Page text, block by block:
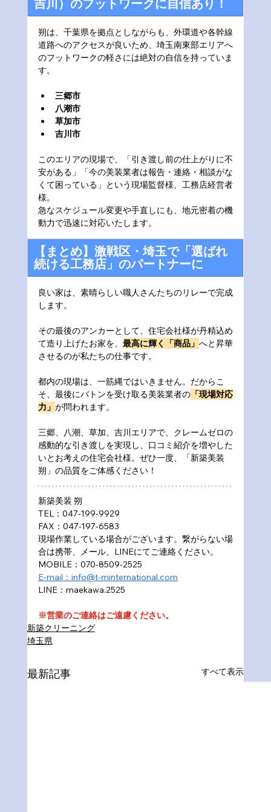
吉川）のフットワークに自信あり！
朔は、千葉県を拠点としながらも、外環道や各幹線
道路へのアクセスが良いため、埼玉南東部エリアへ
のフットワークの軽さには絶対の自信を持っていま
す。
三郷市
八潮市
草加市
吉川市
このエリアの現場で、「引き渡し前の仕上がりに不
安がある」「今の美装業者は報告・連絡・相談がな
くて困っている」という現場監督様、工務店経営者
様。
急なスケジュール変更や手直しにも、地元密着の機
動力で迅速に対応いたします。
【まとめ】激戦区・埼玉で「選ばれ
続ける工務店」のパートナーに
良い家は、素晴らしい職人さんたちのリレーで完成
します。
その最後のアンカーとして、住宅会社様が丹精込め
て造り上げたお家を、 最高に輝く「商品」 へと昇華
させるのが私たちの仕事です。
都内の現場は、一筋縄ではいきません。だからこ
そ、最後にバトンを受け取る美装業者の「現場対応
力」 が問われます。
三郷、八潮、草加、吉川エリアで、クレームゼロの
感動的な引き渡しを実現し、口コミ紹介を増やした
いとお考えの住宅会社様。ぜひ一度、「新築美装
朔」の品質をご体感ください！
新築美装 朔
TEL：047-199-9929
FAX：047-197-6583
現場作業している場合がございます。繋がらない場
合は携帯、メール、LINEにてご連絡ください。
MOBILE：070-8509-2525
E-mail：info@t-minternational.com
LINE：maekawa.2525
※営業のご連絡はご遠慮ください。
新築クリーニング
埼玉県
最新記事 すべて表示